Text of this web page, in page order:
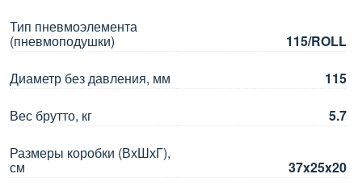
Тип пневмоэлемента
(пневмоподушки)
115/ROLL
Диаметр без давления, мм
115
Вес брутто, кг
5.7
Размеры коробки (ВхШхГ),
см 37x25x20